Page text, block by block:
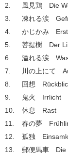
風見鶏 Die
凍れる涙
かじかみ
菩提樹 Der
溢れる涙
川の上にて
回想
鬼火 Irrlicht
休息 Rast
春の夢
孤独
郵便馬車 Die